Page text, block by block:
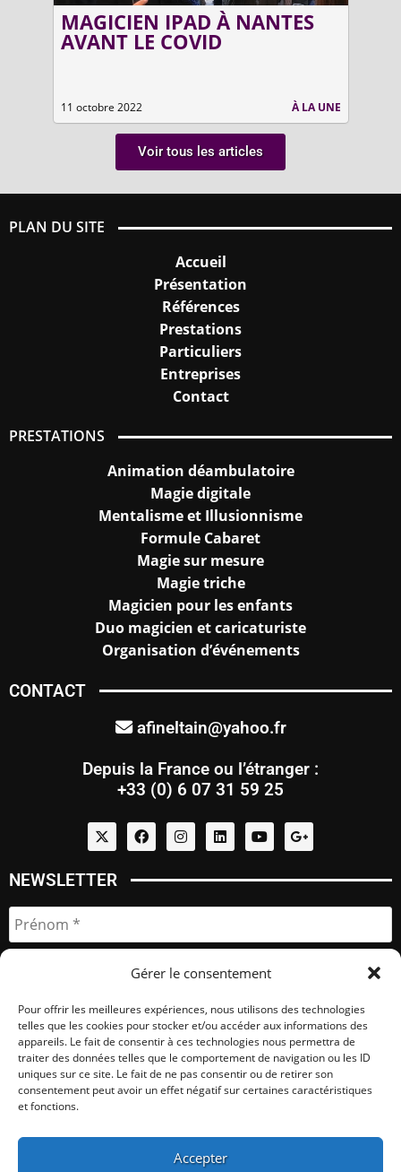
Gérer le consentement
Pour offrir les meilleures expériences, nous utilisons des technologies
telles que les cookies pour stocker et/ou accéder aux informations des
appareils. Le fait de consentir à ces technologies nous permettra de
traiter des données telles que le comportement de navigation ou les ID
uniques sur ce site. Le fait de ne pas consentir ou de retirer son
consentement peut avoir un effet négatif sur certaines caractéristiques
et fonctions.
Accepter
MAGICIEN IPAD À NANTES
AVANT LE COVID
11 octobre 2022 À LA UNE
Voir tous les articles
PLAN DU SITE
Accueil
Présentation
Références
Prestations
Particuliers
Entreprises
Contact
PRESTATIONS
Animation déambulatoire
Magie digitale
Mentalisme et Illusionnisme
Formule Cabaret
Magie sur mesure
Magie triche
Magicien pour les enfants
Duo magicien et caricaturiste
Organisation d’événements
CONTACT
afineltain@yahoo.fr
Depuis la France ou l’étranger :
+33 (0) 6 07 31 59 25
NEWSLETTER
magicien-magie.com